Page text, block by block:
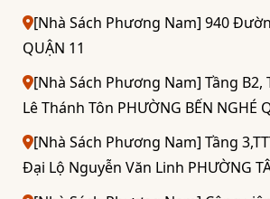
[Nhà Sách Phương Nam] 940
QUẬN 11
[Nhà Sách Phương Nam] Tầng B2,
Lê Thánh Tôn PHƯỜNG BẾN NGHÉ
[Nhà Sách Phương Nam] Tầng
Đại Lộ Nguyễn Văn Linh PHƯỜNG